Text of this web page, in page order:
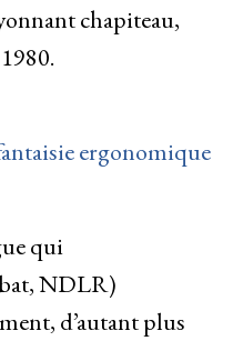
chapiteau,
ergonomique
qui
NDLR)
d’autant plus